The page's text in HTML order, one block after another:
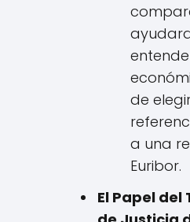
de
a una
Euribor.
El Papel del